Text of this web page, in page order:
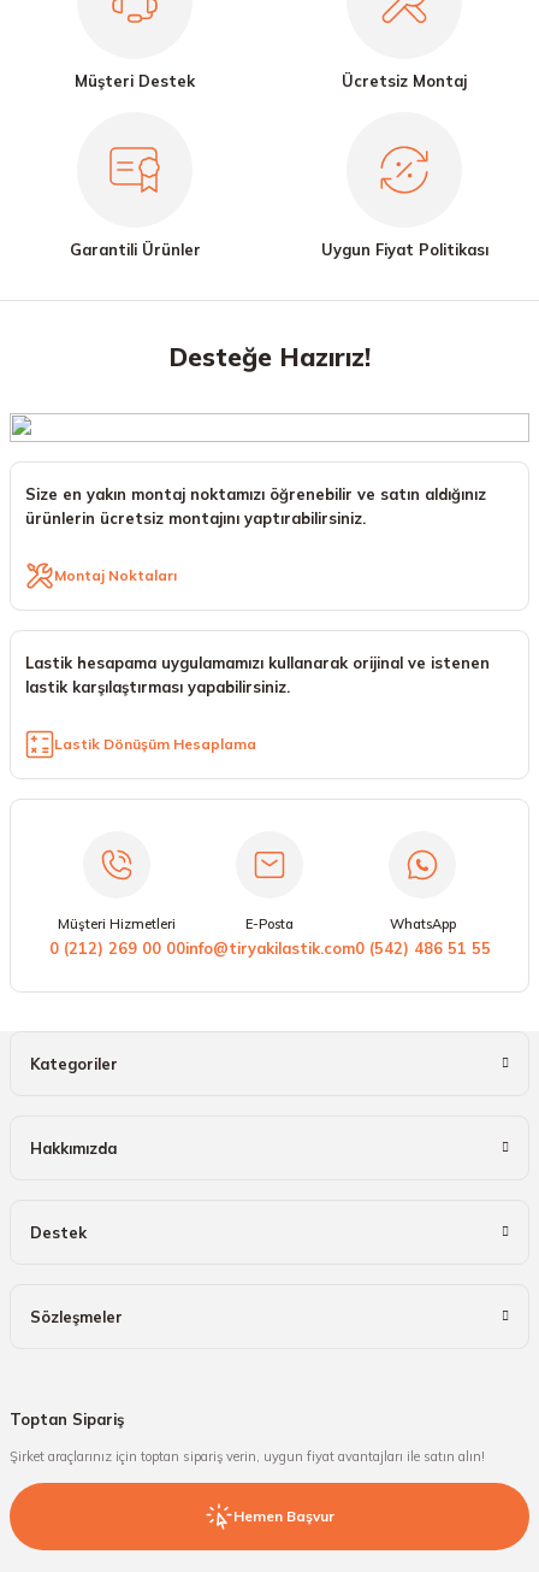
Müşteri Destek Ücretsiz Montaj
Garantili Ürünler Uygun Fiyat Politikası
Desteğe Hazırız!
Size en yakın montaj noktamızı öğrenebilir ve satın aldığınız
ürünlerin ücretsiz montajını yaptırabilirsiniz.
Montaj Noktaları
Lastik hesapama uygulamamızı kullanarak orijinal ve istenen
lastik karşılaştırması yapabilirsiniz.
Lastik Dönüşüm Hesaplama
Müşteri Hizmetleri
0 (212) 269 00 00
E-Posta
info@tiryakilastik.com
WhatsApp
0 (542) 486 51 55
Kategoriler
Hakkımızda
Destek
Sözleşmeler
Toptan Sipariş
Şirket araçlarınız için toptan sipariş verin, uygun fiyat avantajları ile satın alın!
Hemen Başvur